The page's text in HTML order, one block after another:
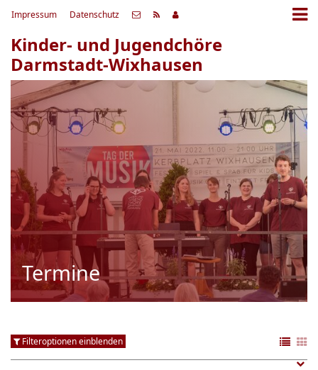
Impressum Datenschutz
Kinder- und Jugendchöre
Darmstadt-Wixhausen
Termine
Filteroptionen einblenden